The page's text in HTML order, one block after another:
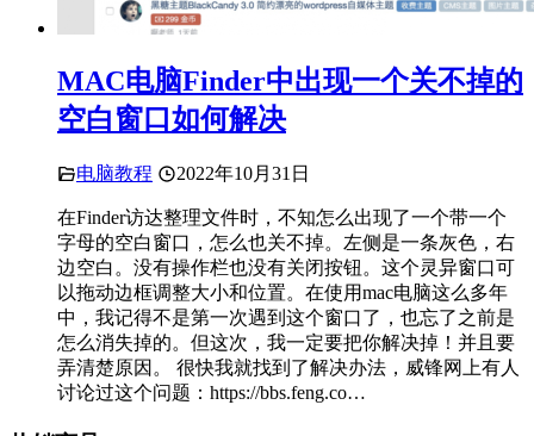
MAC电脑Finder中出现一个关不掉的
空白窗口如何解决
电脑教程 2022年10月31日
在Finder访达整理文件时，不知怎么出现了一个带一个
字母的空白窗口，怎么也关不掉。左侧是一条灰色，右
边空白。没有操作栏也没有关闭按钮。这个灵异窗口可
以拖动边框调整大小和位置。在使用mac电脑这么多年
中，我记得不是第一次遇到这个窗口了，也忘了之前是
怎么消失掉的。但这次，我一定要把你解决掉！并且要
弄清楚原因。 很快我就找到了解决办法，威锋网上有人
讨论过这个问题：https://bbs.feng.co…